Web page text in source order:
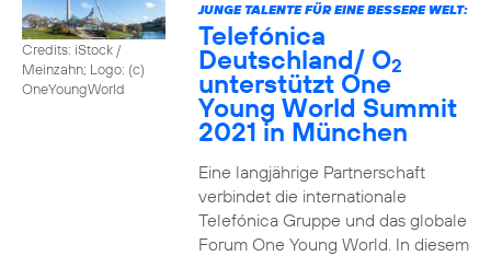
Credits: iStock /
Meinzahn; Logo: (c)
OneYoungWorld
JUNGE TALENTE FÜR EINE BESSERE WELT:
Telefónica
Deutschland/ O2
unterstützt One
Young World Summit
2021 in München
Eine langjährige Partnerschaft
verbindet die internationale
Telefónica Gruppe und das globale
Forum One Young World. In diesem